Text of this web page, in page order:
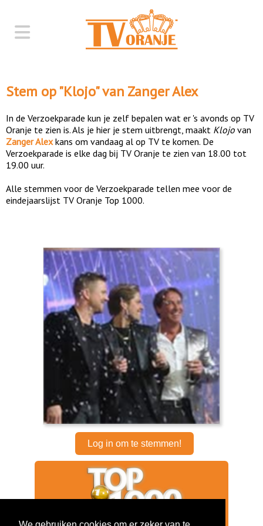
Stem op "Klojo" van Zanger Alex
In de Verzoekparade kun je zelf bepalen wat er 's avonds op TV
Oranje te zien is. Als je hier je stem uitbrengt, maakt Klojo van
Zanger Alexkans om vandaag al op TV te komen. De
Verzoekparade is elke dag bij TV Oranje te zien van 18.00 tot
19.00 uur.
Alle stemmen voor de Verzoekparade tellen mee voor de
eindejaarslijst TV Oranje Top 1000.
Log in om te stemmen!